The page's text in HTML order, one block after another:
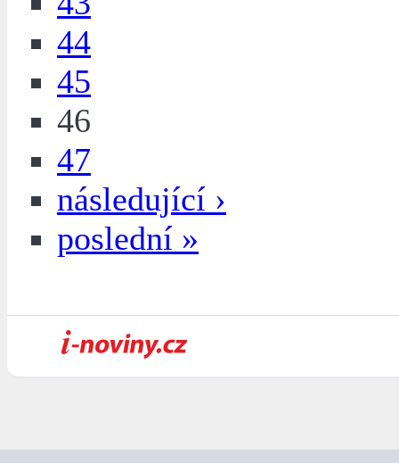
44
45
46
47
následující ›
poslední »